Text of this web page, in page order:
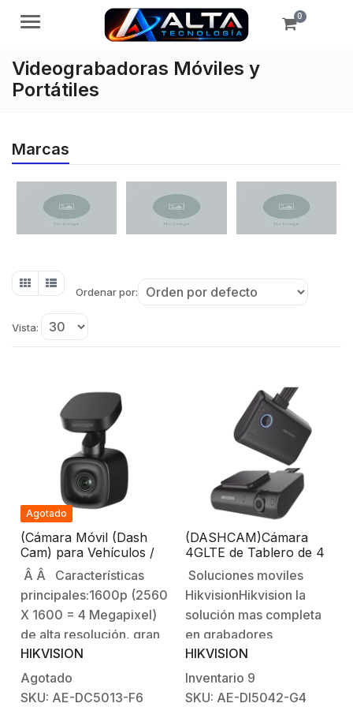
Menú 0
Videograbadoras Móviles y
Portátiles
Marcas
Ordenar por:
Vista:
Agotado
(Cámara Móvil (Dash
Cam) para Vehículos /
ADAS / Micrófono y
Bocina Integrado / Wi-Fi
/ Micro SD / Conector
USB / G – Sensor
Â Â Características
principales:1600p (2560
X 1600 = 4 Megapixel)
de alta resolución, gran
angular 130° de
visión.La apertura de
F1.6 ofrece una imagen
HIKVISION
Agotado
SKU: AE-DC5013-F6
(DASHCAM)Cámara
4GLTE de Tablero de 4
Megapixel / DBA
ANÁLISIS DE CHOFER
/ Detección Facial / WiFi
/ GPS / Sensor G /
Micrófono y Bocina
Integrado
Soluciones moviles
HikvisionHikvision la
solución mas completa
en grabadores
moviles.. Accesorios
Comapatibles:AE-
VC143T-ITS.- Cámara
HIKVISION
Inventario 9
SKU: AE-DI5042-G4